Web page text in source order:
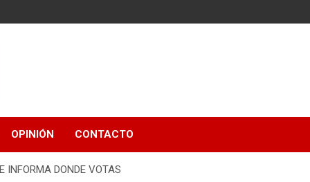
OPINIÓN CONTACTO
INFORMA DONDE VOTAS